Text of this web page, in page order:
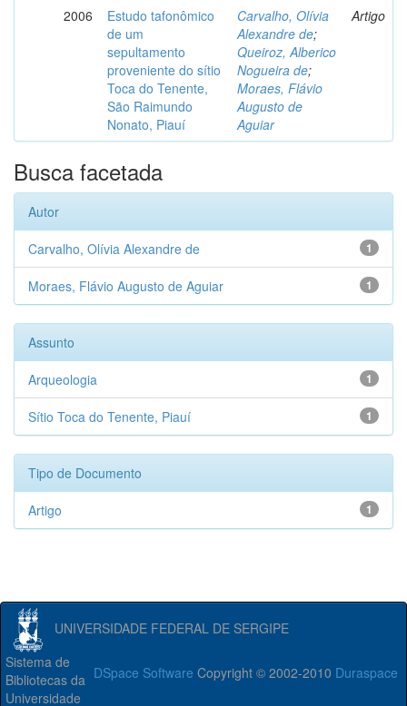
2006
Estudo tafonômico
de um
sepultamento
proveniente do sítio
Toca do Tenente,
São Raimundo
Nonato, Piauí
Carvalho, Olívia
Alexandre de;
Queiroz, Alberico
Nogueira de;
Moraes, Flávio
Augusto de
Aguiar
Artigo
Busca facetada
Autor
1
Carvalho, Olívia Alexandre de
1
Moraes, Flávio Augusto de Aguiar
Assunto
1
Arqueologia
1
Sítio Toca do Tenente, Piauí
Tipo de Documento
1
Artigo
UNIVERSIDADE FEDERAL DE SERGIPE
DSpace Software Copyright © 2002-2010 Duraspace
Sistema de
Bibliotecas da
Universidade